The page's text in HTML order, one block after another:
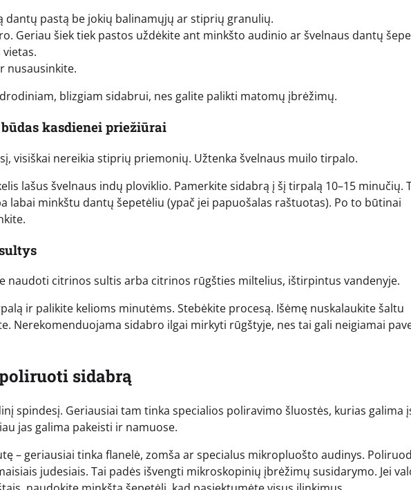
dantų pastą be jokių balinamųjų ar stiprių granulių.
Geriau šiek tiek pastos uždėkite ant minkšto audinio ar švelnaus dantų
nusausinkite.
blizgiam sidabrui, nes galite palikti matomų įbrėžimų.
kasdienei priežiūrai
visiškai nereikia stiprių priemonių. Užtenka švelnaus muilo tirpalo.
lašus švelnaus indų ploviklio. Pamerkite sidabrą į šį tirpalą 10–15 minučių.
labai minkštu dantų šepetėliu (ypač jei papuošalas raštuotas). Po to būtinai
naudoti citrinos sultis arba citrinos rūgšties miltelius, ištirpintus vandenyje.
ir palikite kelioms minutėms. Stebėkite procesą. Išėmę nuskalaukite šaltu
Nerekomenduojama sidabro ilgai mirkyti rūgštyje, nes tai gali neigiamai
sidabrą
spindesį. Geriausiai tam tinka specialios poliravimo šluostės, kurias galima
jas galima pakeisti ir namuose.
– geriausiai tinka flanelė, zomša ar specialus mikropluošto audinys.
judesiais. Tai padės išvengti mikroskopinių įbrėžimų susidarymo. Jei